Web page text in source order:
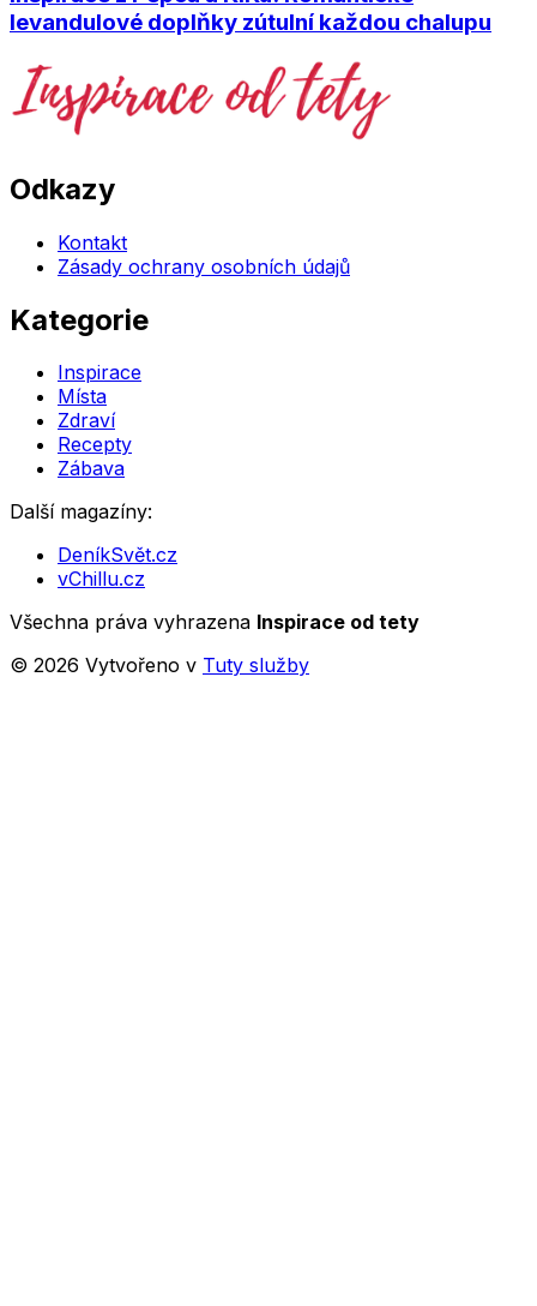
levandulové doplňky zútulní každou chalupu
Odkazy
Kontakt
Zásady ochrany osobních údajů
Kategorie
Inspirace
Místa
Zdraví
Recepty
Zábava
Další magazíny:
DeníkSvět.cz
vChillu.cz
Všechna práva vyhrazena Inspirace od tety
© 2026 Vytvořeno v Tuty služby